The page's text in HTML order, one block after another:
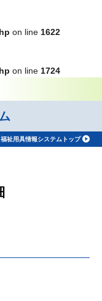
on line 1622
on line 1724
福祉用具情報システムトップ